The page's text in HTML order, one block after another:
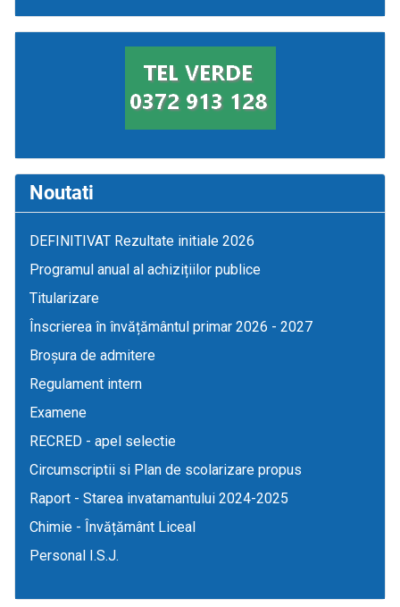
Noutati
DEFINITIVAT Rezultate initiale 2026
Programul anual al achizițiilor publice
Titularizare
Înscrierea în învățământul primar 2026 - 2027
Broșura de admitere
Regulament intern
Examene
RECRED - apel selectie
Circumscriptii si Plan de scolarizare propus
Raport - Starea invatamantului 2024-2025
Chimie - Învățământ Liceal
Personal I.S.J.